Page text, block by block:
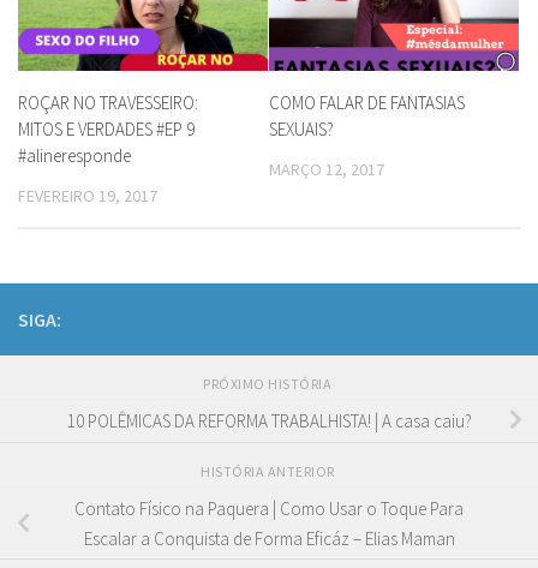
ROÇAR NO TRAVESSEIRO:
MITOS E VERDADES #EP 9
#alineresponde
FEVEREIRO 19, 2017
COMO FALAR DE FANTASIAS
SEXUAIS?
MARÇO 12, 2017
SIGA:
PRÓXIMO HISTÓRIA
10 POLÊMICAS DA REFORMA TRABALHISTA! | A casa caiu?
HISTÓRIA ANTERIOR
Contato Físico na Paquera | Como Usar o Toque Para
Escalar a Conquista de Forma Eficáz – Elias Maman